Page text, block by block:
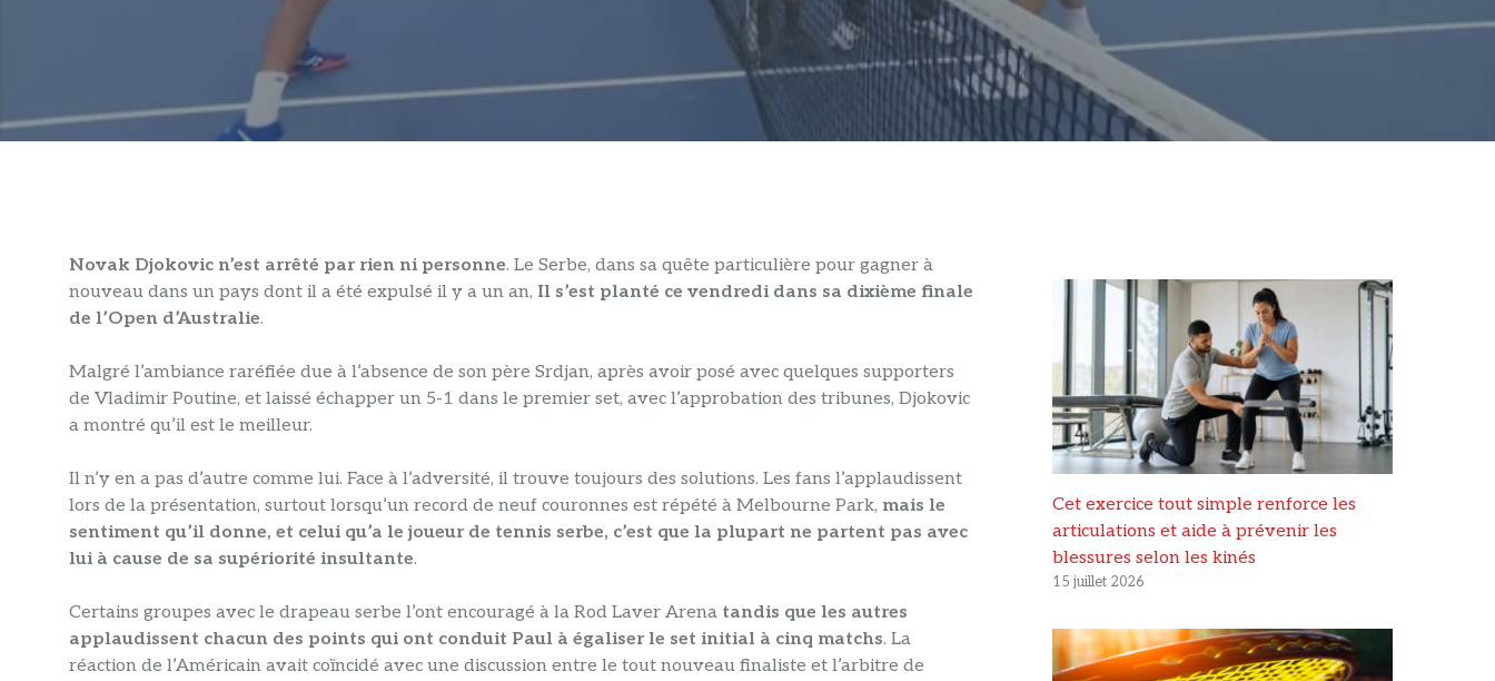
Novak Djokovic n’est arrêté par rien ni personne. Le Serbe, dans sa quête particulière pour gagner à
nouveau dans un pays dont il a été expulsé il y a un an, Il s’est planté ce vendredi dans sa dixième finale
de l’Open d’Australie.
Malgré l’ambiance raréfiée due à l’absence de son père Srdjan, après avoir posé avec quelques supporters
de Vladimir Poutine, et laissé échapper un 5-1 dans le premier set, avec l’approbation des tribunes, Djokovic
a montré qu’il est le meilleur.
Il n’y en a pas d’autre comme lui. Face à l’adversité, il trouve toujours des solutions. Les fans l’applaudissent
lors de la présentation, surtout lorsqu’un record de neuf couronnes est répété à Melbourne Park, mais le
sentiment qu’il donne, et celui qu’a le joueur de tennis serbe, c’est que la plupart ne partent pas avec
lui à cause de sa supériorité insultante.
Certains groupes avec le drapeau serbe l’ont encouragé à la Rod Laver Arena tandis que les autres
applaudissent chacun des points qui ont conduit Paul à égaliser le set initial à cinq matchs. La
réaction de l’Américain avait coïncidé avec une discussion entre le tout nouveau finaliste et l’arbitre de
Cet exercice tout simple renforce les
articulations et aide à prévenir les
blessures selon les kinés
15 juillet 2026